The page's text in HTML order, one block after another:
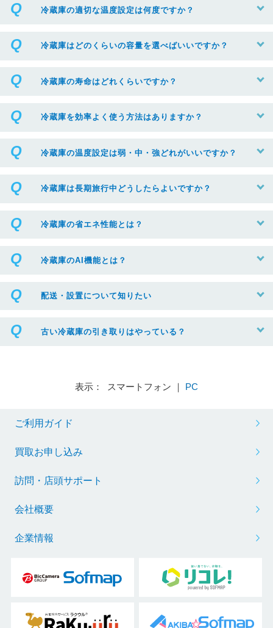
冷蔵庫の適切な温度設定は何度ですか？
冷蔵庫はどのくらいの容量を選べばいいですか？
冷蔵庫の寿命はどれくらいですか？
冷蔵庫を効率よく使う方法はありますか？
冷蔵庫の温度設定は弱・中・強どれがいいですか？
冷蔵庫は長期旅行中どうしたらよいですか？
冷蔵庫の省エネ性能とは？
冷蔵庫のAI機能とは？
配送・設置について知りたい
古い冷蔵庫の引き取りはやっている？
表示： スマートフォン ｜ PC
ご利用ガイド
買取お申し込み
訪問・店頭サポート
会社概要
企業情報